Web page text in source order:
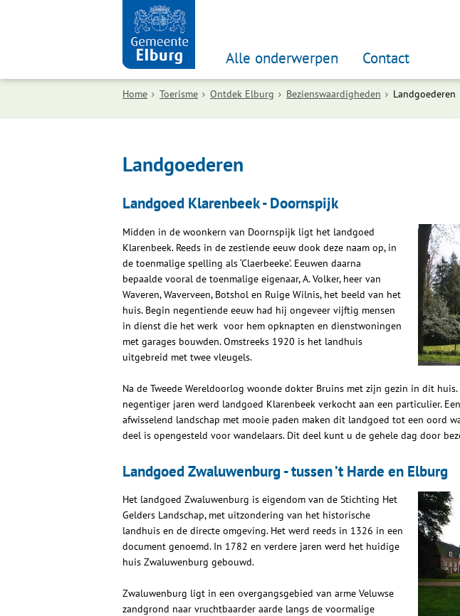
Alle onderwerpen Contact
Home Toerisme Ontdek Elburg Bezienswaardigheden Landgoederen
Landgoederen
Landgoed Klarenbeek - Doornspijk
Midden in de woonkern van Doornspijk ligt het landgoed
Klarenbeek. Reeds in de zestiende eeuw dook deze naam op, in
de toenmalige spelling als ‘Claerbeeke’. Eeuwen daarna
bepaalde vooral de toenmalige eigenaar, A. Volker, heer van
Waveren, Waverveen, Botshol en Ruige Wilnis, het beeld van het
huis. Begin negentiende eeuw had hij ongeveer vijftig mensen
in dienst die het werk voor hem opknapten en dienstwoningen
met garages bouwden. Omstreeks 1920 is het landhuis
uitgebreid met twee vleugels.
Na de Tweede Wereldoorlog woonde dokter Bruins met zijn gezin in dit
negentiger jaren werd landgoed Klarenbeek verkocht aan een particulier.
afwisselend landschap met mooie paden maken dit landgoed tot een oord
deel is opengesteld voor wandelaars. Dit deel kunt u de gehele dag door
Landgoed Zwaluwenburg - tussen ’t Harde en Elburg
Het landgoed Zwaluwenburg is eigendom van de Stichting Het
Gelders Landschap, met uitzondering van het historische
landhuis en de directe omgeving. Het werd reeds in 1326 in een
document genoemd. In 1782 en verdere jaren werd het huidige
huis Zwaluwenburg gebouwd.
Zwaluwenburg ligt in een overgangsgebied van arme Veluwse
zandgrond naar vruchtbaarder aarde langs de voormalige